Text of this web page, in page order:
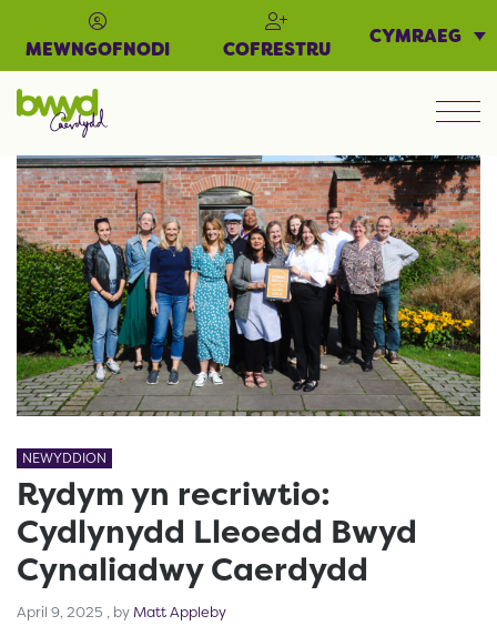
MEWNGOFNODI COFRESTRU
CYMRAEG
NEWYDDION
Rydym yn recriwtio:
Cydlynydd Lleoedd Bwyd
Cynaliadwy Caerdydd
April 9, 2025 April 9, 2025
, by Matt Appleby